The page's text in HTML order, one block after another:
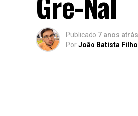
Publicado 7 anos atrás
PorJoão Batista Filho